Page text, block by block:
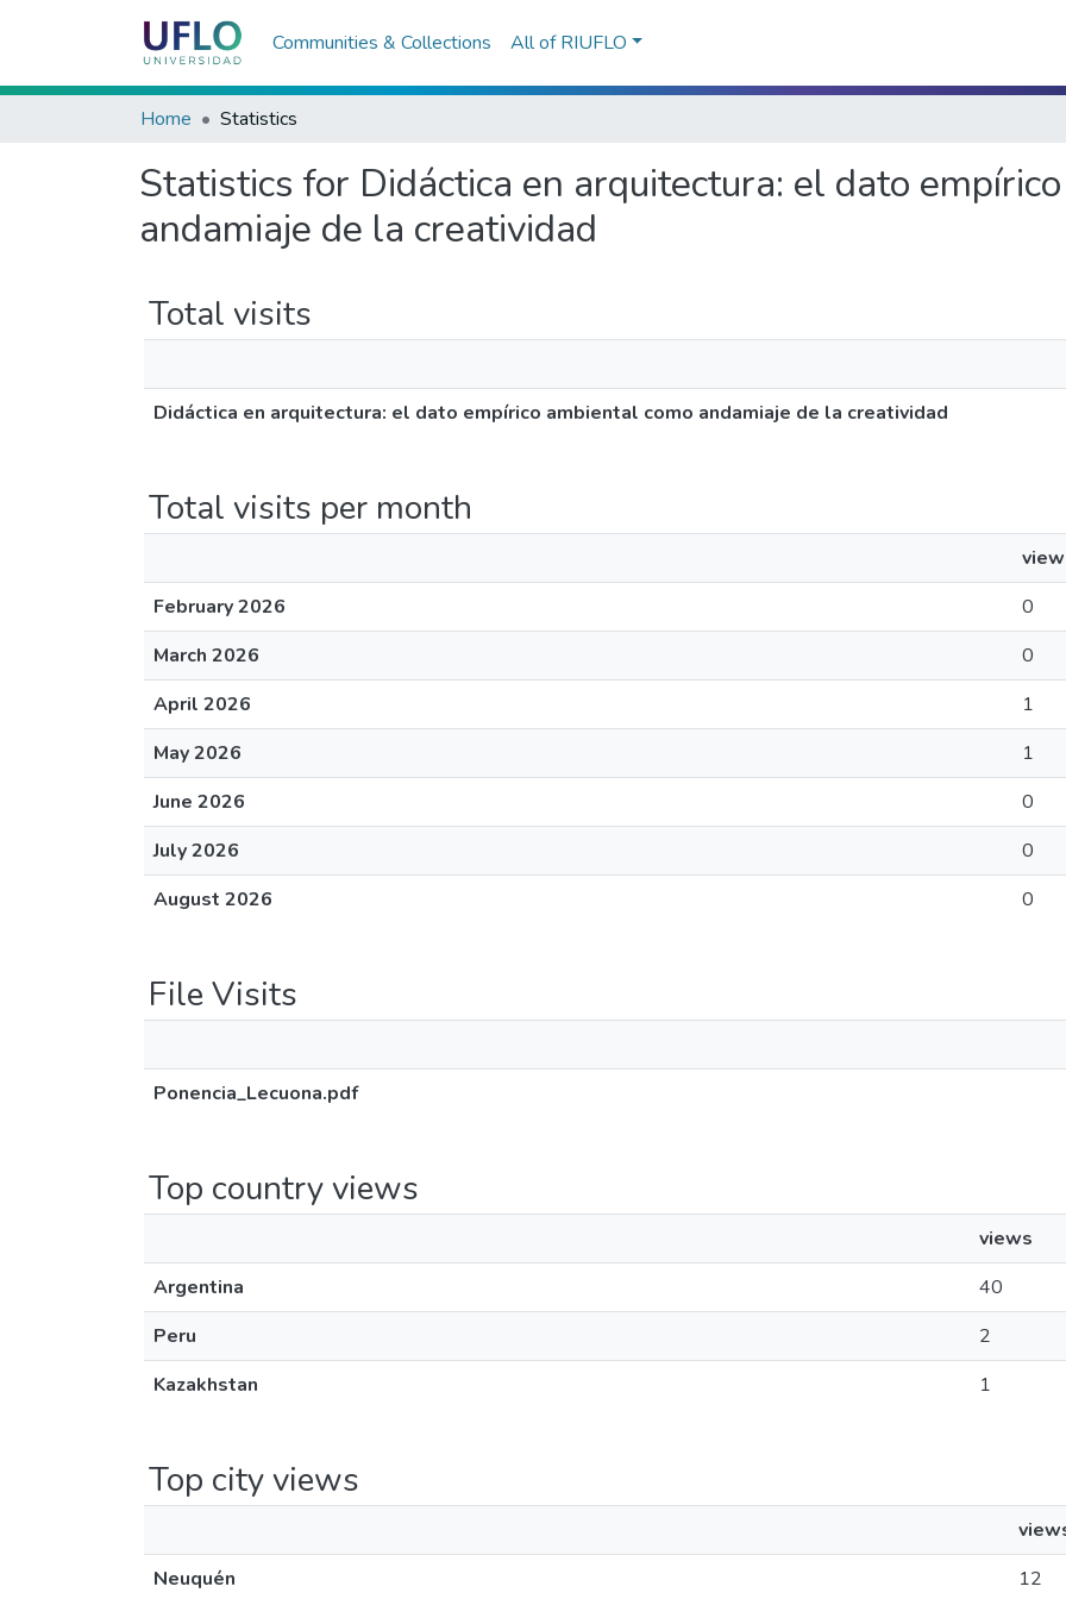
Communities & Collections All of RIUFLO
Home Statistics
Statistics for Didáctica en arquitectura: el dato
andamiaje de la creatividad
Total visits
Didáctica en arquitectura: el dato empírico ambiental como andamiaje de la creatividad
Total visits per month
February 2026
0
March 2026
0
April 2026
1
May 2026
1
June 2026
0
July 2026
0
August 2026
0
File Visits
Ponencia_Lecuona.pdf
Top country views
views
Argentina
40
Peru
2
Kazakhstan
1
Top city views
Neuquén
12